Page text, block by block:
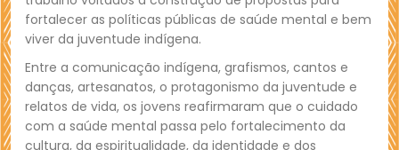
fortalecer as políticas públicas de saúde mental e bem
viver da juventude indígena.
Entre a comunicação indígena, grafismos, cantos e
danças, artesanatos, o protagonismo da juventude e
relatos de vida, os jovens reafirmaram que o cuidado
com a saúde mental passa pelo fortalecimento da
cultura, da espiritualidade, da identidade e dos